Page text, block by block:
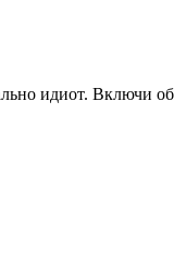
идиот. Включи